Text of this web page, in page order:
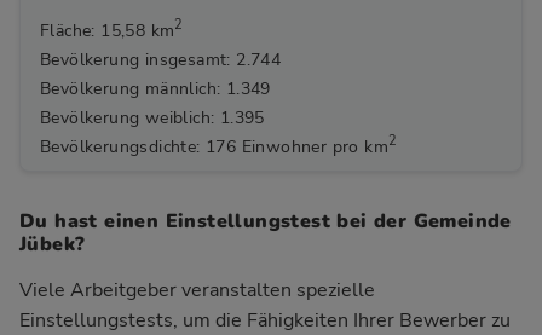
Fläche: 15,58 km2
Bevölkerung insgesamt: 2.744
Bevölkerung männlich: 1.349
Bevölkerung weiblich: 1.395
Bevölkerungsdichte: 176 Einwohner pro km2
Du hast einen Einstellungstest bei der Gemeinde
Jübek?
Viele Arbeitgeber veranstalten spezielle
Einstellungstests, um die Fähigkeiten Ihrer Bewerber zu